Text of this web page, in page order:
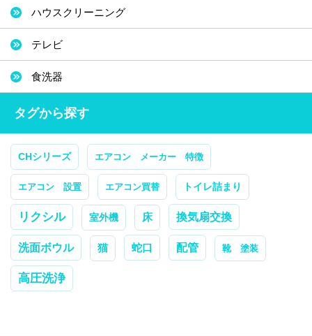
ハウスクリーニング
テレビ
食洗器
タグから探す
CHシリーズ エアコン メーカー 特徴
エアコン 設置 エアコン買替 トイレ詰まり
リクシル 室外機 床 換気扇交換
洗面ボウル 猫 蛇口 配管 靴 塗装
高圧洗浄